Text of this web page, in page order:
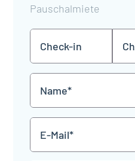
Pauschalmiete
in
TT
Punkt
MM
JJJJ
TT
Punkt
MM
Mail